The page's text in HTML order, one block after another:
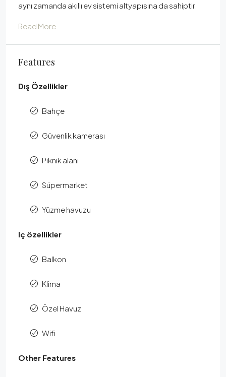
aynı zamanda akıllı ev sistemi altyapısına da sahiptir.
Read More
Features
Dış Özellikler
Bahçe
Güvenlik kamerası
Piknik alanı
Süpermarket
Yüzme havuzu
Iç özellikler
Balkon
Klima
Özel Havuz
Wifi
Other Features